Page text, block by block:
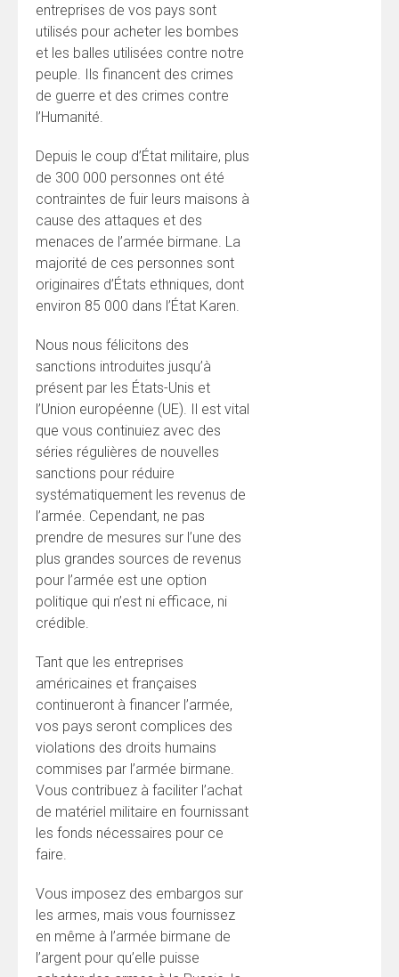
entreprises de vos pays sont
utilisés pour acheter les bombes
et les balles utilisées contre notre
peuple. Ils financent des crimes
de guerre et des crimes contre
l’Humanité.
Depuis le coup d’État militaire, plus
de 300 000 personnes ont été
contraintes de fuir leurs maisons à
cause des attaques et des
menaces de l’armée birmane. La
majorité de ces personnes sont
originaires d’États ethniques, dont
environ 85 000 dans l’État Karen.
Nous nous félicitons des
sanctions introduites jusqu’à
présent par les États-Unis et
l’Union européenne (UE). Il est vital
que vous continuiez avec des
séries régulières de nouvelles
sanctions pour réduire
systématiquement les revenus de
l’armée. Cependant, ne pas
prendre de mesures sur l’une des
plus grandes sources de revenus
pour l’armée est une option
politique qui n’est ni efficace, ni
crédible.
Tant que les entreprises
américaines et françaises
continueront à financer l’armée,
vos pays seront complices des
violations des droits humains
commises par l’armée birmane.
Vous contribuez à faciliter l’achat
de matériel militaire en fournissant
les fonds nécessaires pour ce
faire.
Vous imposez des embargos sur
les armes, mais vous fournissez
en même à l’armée birmane de
l’argent pour qu’elle puisse